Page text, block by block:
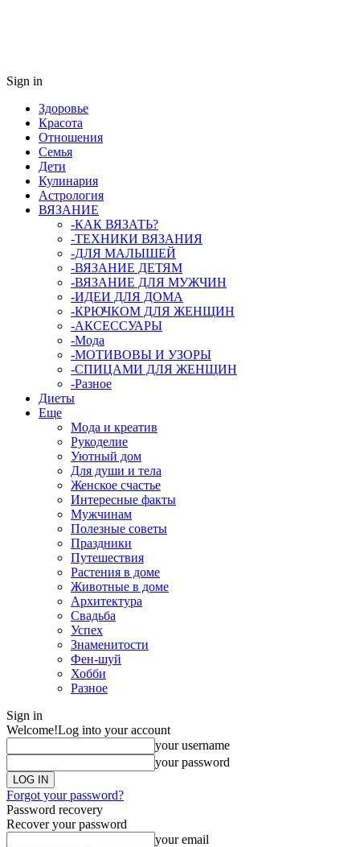
Sign in
Здоровье
Красота
Отношения
Семья
Дети
Кулинария
Астрология
ВЯЗАНИЕ
-КАК ВЯЗАТЬ?
-ТЕХНИКИ ВЯЗАНИЯ
-ДЛЯ МАЛЫШЕЙ
-ВЯЗАНИЕ ДЕТЯМ
-ВЯЗАНИЕ ДЛЯ МУЖЧИН
-ИДЕИ ДЛЯ ДОМА
-КРЮЧКОМ ДЛЯ ЖЕНЩИН
-AКСЕССУАРЫ
-Мода
-МОТИВОВЫ И УЗОРЫ
-СПИЦАМИ ДЛЯ ЖЕНЩИН
-Разное
Диеты
Еще
Мода и креатив
Рукоделие
Уютный дом
Для души и тела
Женское счастье
Интересные факты
Мужчинам
Полезные советы
Праздники
Путешествия
Растения в доме
Животные в доме
Архитектура
Свадьба
Успех
Знаменитости
Фен-шуй
Хобби
Разное
Sign in
Welcome!Log into your account
your username
your password
Forgot your password?
Password recovery
Recover your password
your email